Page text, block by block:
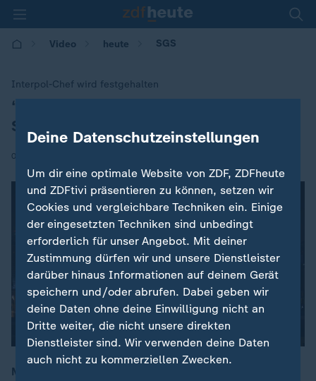
Video heute SGS
Interpol-Chef wird festgehalten
:“Es gibt viel Nährboden für
Spekulation“
08.10.2018 | 12:00
Meng Hongwei, Chef der Polizeibehörde Interpol wird
Deine Datenschutzeinstellungen
Um dir eine optimale Website von ZDF, ZDFheute
und ZDFtivi präsentieren zu können, setzen wir
Cookies und vergleichbare Techniken ein. Einige
der eingesetzten Techniken sind unbedingt
erforderlich für unser Angebot. Mit deiner
Zustimmung dürfen wir und unsere Dienstleister
darüber hinaus Informationen auf deinem Gerät
speichern und/oder abrufen. Dabei geben wir
deine Daten ohne deine Einwilligung nicht an
Dritte weiter, die nicht unsere direkten
Dienstleister sind. Wir verwenden deine Daten
auch nicht zu kommerziellen Zwecken.